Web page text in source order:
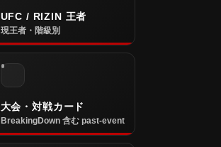
UFC / RIZIN 王者
現王者・階級別
大会・対戦カード
BreakingDown 含む past-event